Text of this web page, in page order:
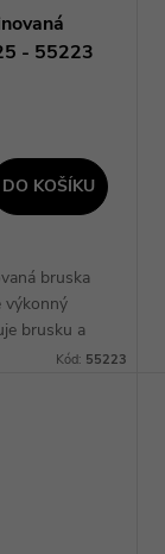
- 55223
DO KOŠÍKU
bruska
výkonný
brusku a
Kód: 55223